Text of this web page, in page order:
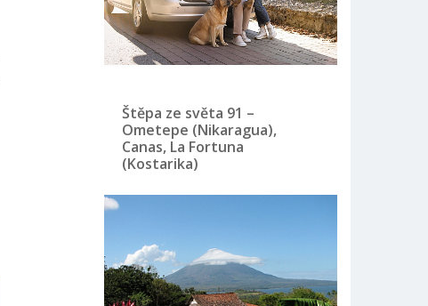
Štěpa ze světa 91 –
Ometepe (Nikaragua),
Canas, La Fortuna
(Kostarika)